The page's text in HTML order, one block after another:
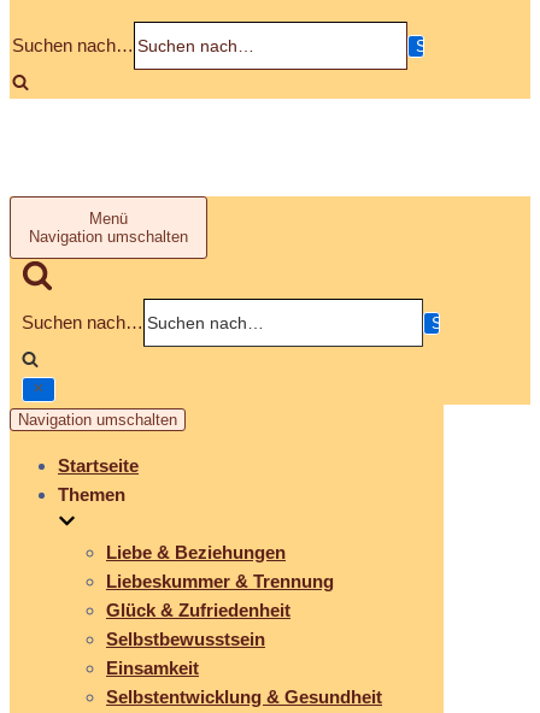
Suchen nach…
Menü
Navigation umschalten
Suchen nach…
Navigation umschalten
Startseite
Themen
Liebe & Beziehungen
Liebeskummer & Trennung
Glück & Zufriedenheit
Selbstbewusstsein
Einsamkeit
Selbstentwicklung & Gesundheit